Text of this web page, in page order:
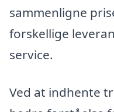
sammenligne
forskellige
service.
Ved at indhente